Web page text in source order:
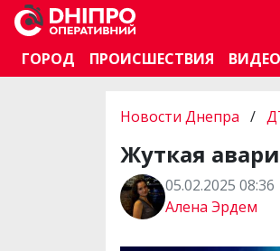
ГОРОД
ПРОИСШЕСТВИЯ ВИДЕО
Новости Днепра /
Жуткая
05.02.2025 08:36
Алена Эрдем